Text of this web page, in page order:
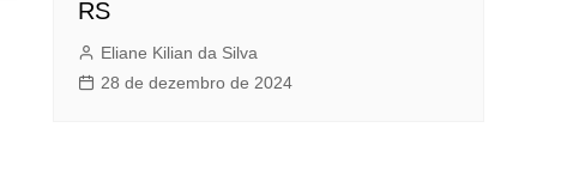
RS
Eliane Kilian da Silva
28 de dezembro de 2024